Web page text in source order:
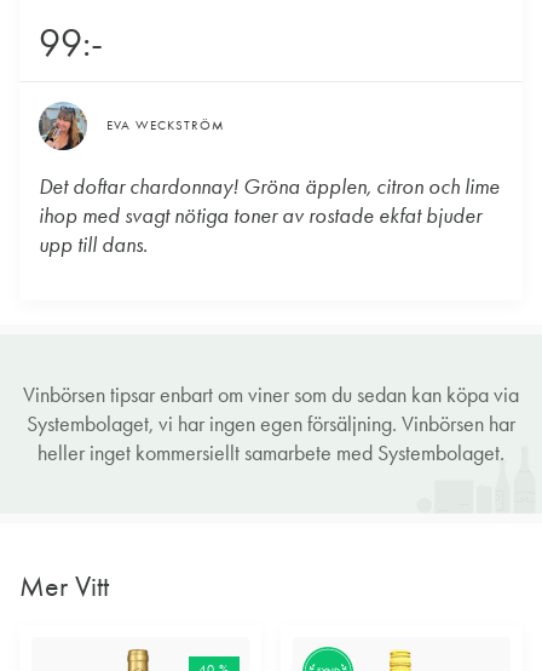
99:-
EVA WECKSTRÖM
Det doftar chardonnay! Gröna äpplen, citron och lime
ihop med svagt nötiga toner av rostade ekfat bjuder
upp till dans.
Vinbörsen tipsar enbart om viner som du sedan kan köpa via
Systembolaget, vi har ingen egen försäljning. Vinbörsen har
heller inget kommersiellt samarbete med Systembolaget.
Mer Vitt